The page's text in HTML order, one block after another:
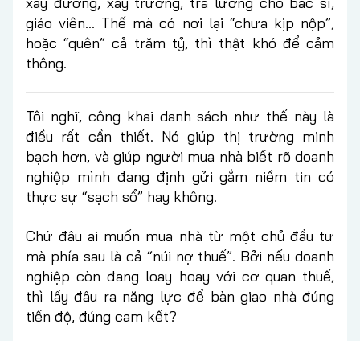
giáo viên… Thế mà có nơi lại “chưa kịp nộp”,
hoặc “quên” cả trăm tỷ, thì thật khó để cảm
thông.
Tôi nghĩ, công khai danh sách như thế này là
điều rất cần thiết. Nó giúp thị trường minh
bạch hơn, và giúp người mua nhà biết rõ doanh
nghiệp mình đang định gửi gắm niềm tin có
thực sự “sạch sổ” hay không.
Chứ đâu ai muốn mua nhà từ một chủ đầu tư
mà phía sau là cả “núi nợ thuế”. Bởi nếu doanh
nghiệp còn đang loay hoay với cơ quan thuế,
thì lấy đâu ra năng lực để bàn giao nhà đúng
tiến độ, đúng cam kết?